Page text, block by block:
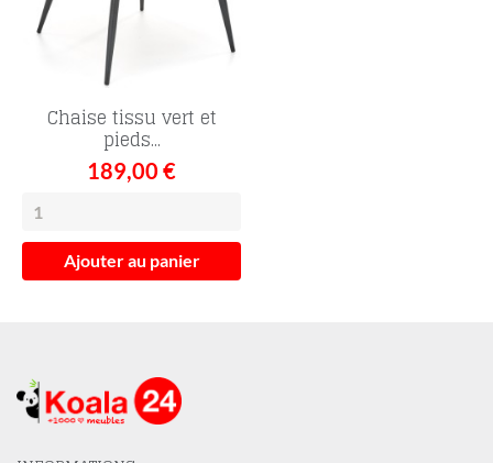
Chaise tissu vert et
pieds...
189,00 €
Ajouter au panier